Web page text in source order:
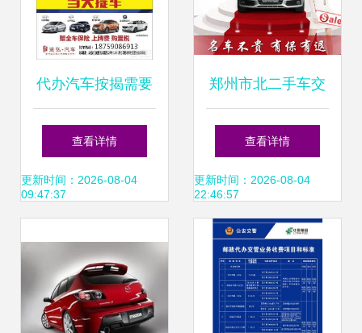
代办汽车按揭需要
注意什么？易车为
您详解
查看详情
更新时间：2026-08-04
09:47:37
郑州市北二手车交
易市场位置及路线
指南与年检须知
查看详情
更新时间：2026-08-04
22:46:57